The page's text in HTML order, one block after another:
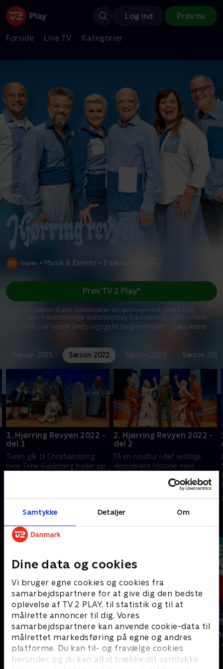
Samtykke Detaljer Om
Dine data og cookies
Vi bruger egne cookies og cookies fra
samarbejdspartnere for at give dig den bedste
oplevelse af TV 2 PLAY, til statistik og til at
målrette annoncer til dig. Vores
samarbejdspartnere kan anvende cookie-data til
målrettet markedsføring på egne og andres
platforme. Du kan til- og fravælge cookies
herunder, og du kan altid trække dit samtykke
Log ind Prøv nu
Forside Live TV Kategorier
• Musik & Events • 5 sæsoner
Oplev den traditionsrige sommerrevy fra Hjørring, som i mere
end 50 år har sendt årets vigtigste begivenheder
Læs mere
Prøv TV 2 Play*
*Kræver pakken Basis. Administrer dit abonnement på Mit TV 2.
Sæson 2021 Sæson 2022 Sæson 2023 Sæson 2024
1. Hjørring Revyen 2022 -
del 1
Turen går til Christiansborg,
hvor Trine Gadeberg byder op
21. december 2022 • 59 min
2. Hjørring Revyen 2022 -
del 2
Få en rundtur i det vestlige
demokratis historie med
skræmmende tæt på
affaldssortering.
21. december 2022 • 69 min
Andre så også
Cirkusrevyen
Musik & Events • 2 sæsoner
Odense
Musik & Events